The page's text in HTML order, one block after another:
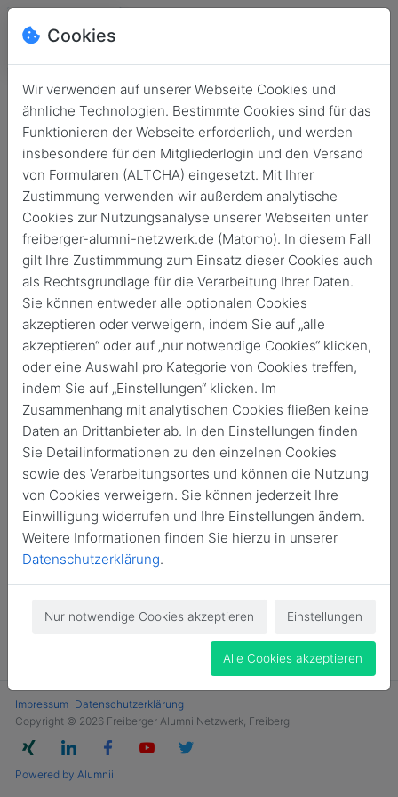
Login
Keine Zugangsdaten?
Login
Jetzt Mitglied werden
Impressum Datenschutzerklärung
Copyright © 2026 Freiberger Alumni Netzwerk, Freiberg
Powered by Alumnii
Cookies
Wir verwenden auf unserer Webseite Cookies und
ähnliche Technologien. Bestimmte Cookies sind für das
Funktionieren der Webseite erforderlich, und werden
insbesondere für den Mitgliederlogin und den Versand
von Formularen (ALTCHA) eingesetzt. Mit Ihrer
Zustimmung verwenden wir außerdem analytische
Cookies zur Nutzungsanalyse unserer Webseiten unter
freiberger-alumni-netzwerk.de (Matomo). In diesem Fall
gilt Ihre Zustimmmung zum Einsatz dieser Cookies auch
als Rechtsgrundlage für die Verarbeitung Ihrer Daten.
Sie können entweder alle optionalen Cookies
akzeptieren oder verweigern, indem Sie auf „alle
akzeptieren“ oder auf „nur notwendige Cookies“ klicken,
oder eine Auswahl pro Kategorie von Cookies treffen,
indem Sie auf „Einstellungen“ klicken. Im
Zusammenhang mit analytischen Cookies fließen keine
Daten an Drittanbieter ab. In den Einstellungen finden
Sie Detailinformationen zu den einzelnen Cookies
sowie des Verarbeitungsortes und können die Nutzung
von Cookies verweigern. Sie können jederzeit Ihre
Einwilligung widerrufen und Ihre Einstellungen ändern.
Weitere Informationen finden Sie hierzu in unserer
Datenschutzerklärung.
Nur notwendige Cookies akzeptieren Einstellungen
Alle Cookies akzeptieren